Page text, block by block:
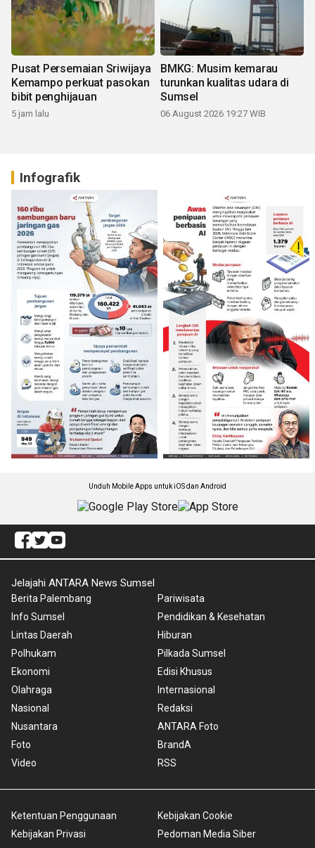
Pusat Persemaian Sriwijaya
Kemampo perkuat pasokan
bibit penghijauan
5 jam lalu
BMKG: Musim kemarau
turunkan kualitas udara di
Sumsel
06 August 2026 19:27 WIB
Infografik
Unduh Mobile Apps untuk iOS dan Android
Jelajahi ANTARA News Sumsel
Berita Palembang
Info Sumsel
Lintas Daerah
Polhukam
Ekonomi
Olahraga
Nasional
Nusantara
Foto
Video
Pariwisata
Pendidikan & Kesehatan
Hiburan
Pilkada Sumsel
Edisi Khusus
Internasional
Redaksi
ANTARA Foto
BrandA
RSS
Ketentuan Penggunaan
Kebijakan Privasi
Kebijakan Cookie
Pedoman Media Siber